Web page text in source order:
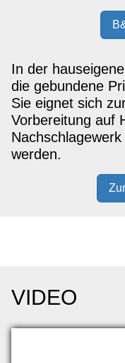
In der
die gebundene
Sie eignet sich
Vorbereitung auf
werden.
VIDEO